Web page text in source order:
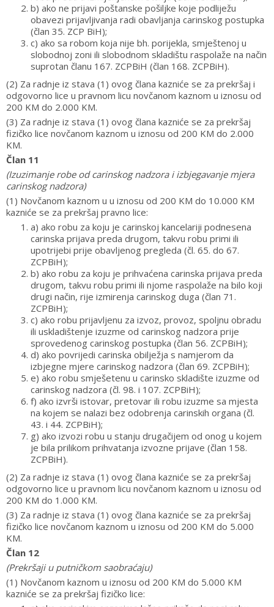
b) ako ne prijavi poštanske pošiljke koje podliježu
obavezi prijavljivanja radi obavljanja carinskog postupka
(član 35. ZCP BiH);
c) ako sa robom koja nije bh. porijekla, smještenoj u
slobodnoj zoni ili slobodnom skladištu raspolaže na način
suprotan članu 167. ZCPBiH (član 168. ZCPBiH).
(2) Za radnje iz stava (1) ovog člana kazniće se za prekršaj i
odgovorno lice u pravnom licu novčanom kaznom u iznosu od
200 KM do 2.000 KM.
(3) Za radnje iz stava (1) ovog člana kazniće se za prekršaj
fizičko lice novčanom kaznom u iznosu od 200 KM do 2.000
KM.
Član 11
(Izuzimanje robe od carinskog nadzora i izbjegavanje mjera
carinskog nadzora)
(1) Novčanom kaznom u u iznosu od 200 KM do 10.000 KM
kazniće se za prekršaj pravno lice:
a) ako robu za koju je carinskoj kancelariji podnesena
carinska prijava preda drugom, takvu robu primi ili
upotrijebi prije obavljenog pregleda (čl. 65. do 67.
ZCPBiH);
b) ako robu za koju je prihvaćena carinska prijava preda
drugom, takvu robu primi ili njome raspolaže na bilo koji
drugi način, rije izmirenja carinskog duga (član 71.
ZCPBiH);
c) ako robu prijavljenu za izvoz, provoz, spoljnu obradu
ili uskladištenje izuzme od carinskog nadzora prije
sprovedenog carinskog postupka (član 56. ZCPBiH);
d) ako povrijedi carinska obilježja s namjerom da
izbjegne mjere carinskog nadzora (član 69. ZCPBiH);
e) ako robu smješetenu u carinsko skladište izuzme od
carinskog nadzora (čl. 98. i 107. ZCPBiH);
f) ako izvrši istovar, pretovar ili robu izuzme sa mjesta
na kojem se nalazi bez odobrenja carinskih organa (čl.
43. i 44. ZCPBiH);
g) ako izvozi robu u stanju drugačijem od onog u kojem
je bila prilikom prihvatanja izvozne prijave (član 158.
ZCPBiH).
(2) Za radnje iz stava (1) ovog člana kazniće se za prekršaj
odgovorno lice u pravnom licu novčanom kaznom u iznosu od
200 KM do 1.000 KM.
(3) Za radnje iz stava (1) ovog člana kazniće se za prekršaj
fizičko lice novčanom kaznom u iznosu od 200 KM do 5.000
KM.
Član 12
(Prekršaji u putničkom saobraćaju)
(1) Novčanom kaznom u iznosu od 200 KM do 5.000 KM
kazniće se za prekršaj fizičko lice: